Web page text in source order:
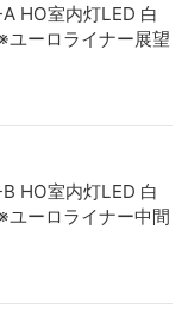
HO室内灯LED 白
ユーロライナー展望
HO室内灯LED 白
ユーロライナー中間